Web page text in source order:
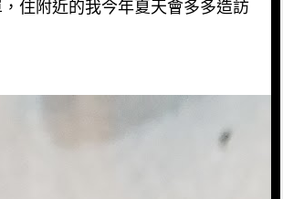
住附近的我今年夏天會多多造訪